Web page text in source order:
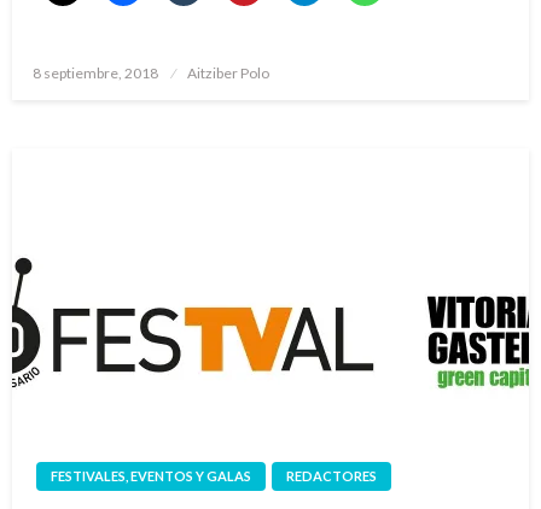
Publicado
8 septiembre, 2018 Aitziber Polo
FESTIVALES, EVENTOS Y GALAS REDACTORES